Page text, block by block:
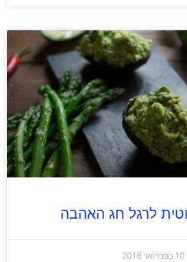
לרגל חג האהבה
10 בפברואר 2016